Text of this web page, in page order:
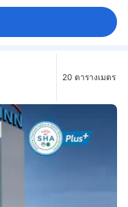
20 ตารางเมตร